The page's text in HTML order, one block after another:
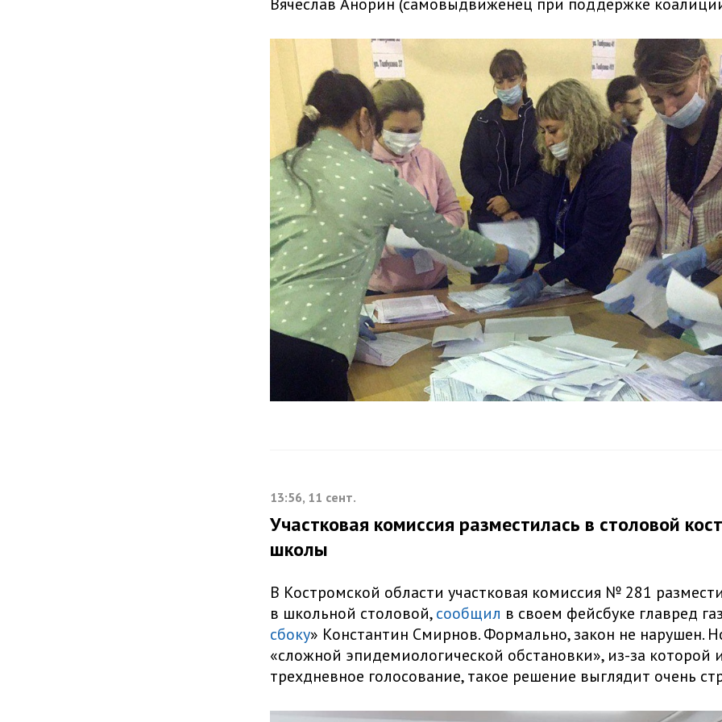
13:56, 11 сент.
Участковая комиссия разместилась в столовой
школы
В Костромской области участковая комиссия № 281
в школьной столовой,сообщил в своем фейсбуке главред
сбоку» Константин Смирнов. Формально, закон не нарушен.
«сложной эпидемиологической обстановки», из-за которой
трехдневное голосование, такое решение выглядит очень